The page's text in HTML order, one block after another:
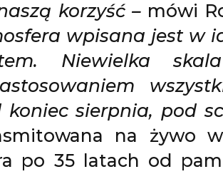
korzyść – mówi
wpisana jest w
Niewielka
koniec sierpnia, pod
na żywo
po 35 latach od